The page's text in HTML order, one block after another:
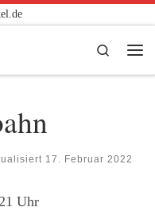
Search
17. Februar 2022
Uhr